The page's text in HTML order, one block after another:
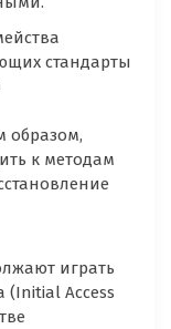
стандарты
образом,
к методам
играть
(Initial Access